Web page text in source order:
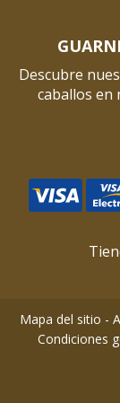
Descubre
caballos en
Mapa del sitio -
Condiciones